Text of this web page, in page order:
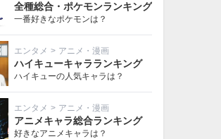
全種総合・ポケモンランキング
一番好きなポケモンは？
エンタメ > アニメ・漫画
ハイキューキャラランキング
ハイキューの人気キャラは？
エンタメ > アニメ・漫画
アニメキャラ総合ランキング
好きなアニメキャラは？